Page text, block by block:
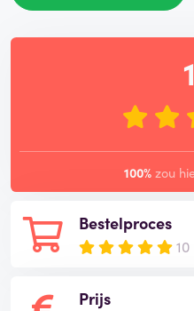
Bestelproces
10
Prijs
100% zou